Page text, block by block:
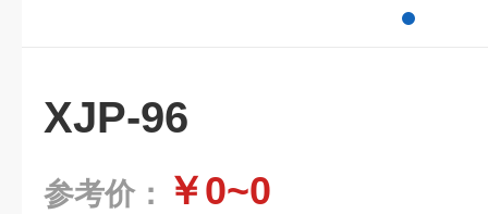
XJP-96
参考价： ￥0~0